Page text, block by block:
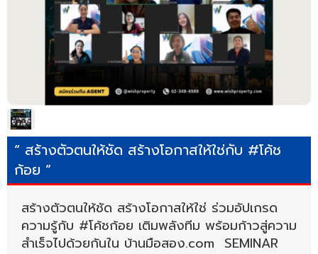
“ สร้างตัวตนให้ชัด สร้างโอกาสให้ใช่กับ #โค้ช
ก้อย ”
สร้างตัวตนให้ชัด สร้างโอกาสให้ใช่ ร่วมอัปเกรด
ความรู้กับ #โค้ชก้อย เติมพลังทีม พร้อมก้าวสู่ความ
สำเร็จไปด้วยกันใน บ้านมือสอง.com SEMINAR